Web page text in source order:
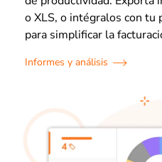
o XLS, o intégralos con tu
para simplificar la
Informes y análisis